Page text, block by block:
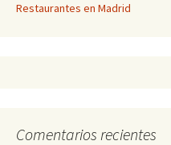
Restaurantes en Madrid
Comentarios recientes